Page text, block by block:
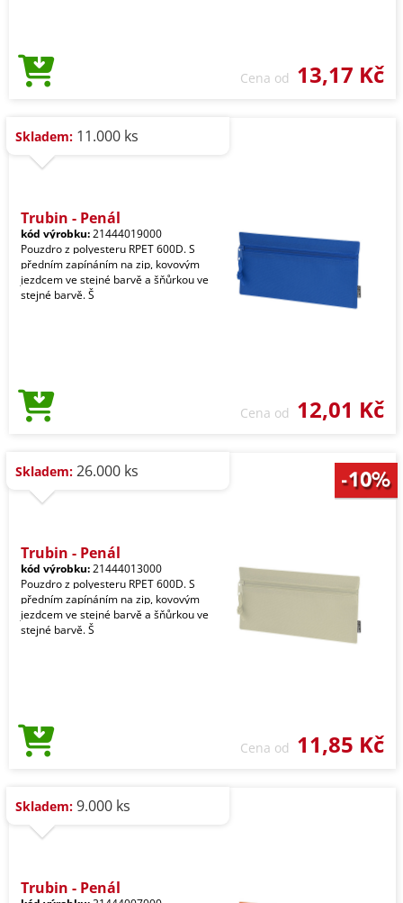
Cena od 13,17 Kč
Skladem: 11.000 ks
Trubin - Penál
kód výrobku:21444019000
Pouzdro z polyesteru RPET 600D. S
předním zapínáním na zip, kovovým
jezdcem ve stejné barvě a šňůrkou ve
stejné barvě. Š
Cena od 12,01 Kč
Skladem: 26.000 ks
Trubin - Penál
kód výrobku:21444013000
Pouzdro z polyesteru RPET 600D. S
předním zapínáním na zip, kovovým
jezdcem ve stejné barvě a šňůrkou ve
stejné barvě. Š
Cena od 11,85 Kč
Skladem: 9.000 ks
Trubin - Penál